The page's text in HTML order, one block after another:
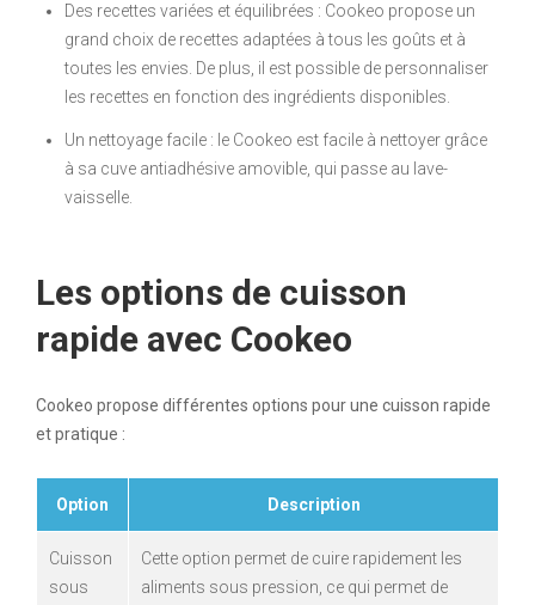
Des recettes variées et équilibrées : Cookeo propose un
grand choix de recettes adaptées à tous les goûts et à
toutes les envies. De plus, il est possible de personnaliser
les recettes en fonction des ingrédients disponibles.
Un nettoyage facile : le Cookeo est facile à nettoyer grâce
à sa cuve antiadhésive amovible, qui passe au lave-
vaisselle.
Les options de cuisson
rapide avec Cookeo
Cookeo propose différentes options pour une cuisson rapide
et pratique :
Option Description
Cuisson
sous
Cette option permet de cuire rapidement les
aliments sous pression, ce qui permet de